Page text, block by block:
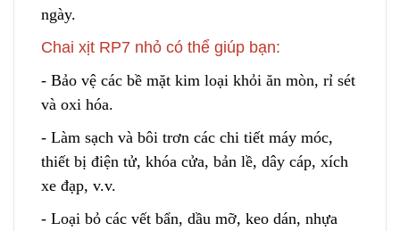
ngày.
Chai xịt RP7 nhỏ có thể giúp bạn:
- Bảo vệ các bề mặt kim loại khỏi ăn mòn, rỉ sét
và oxi hóa.
- Làm sạch và bôi trơn các chi tiết máy móc,
thiết bị điện tử, khóa cửa, bản lề, dây cáp, xích
xe đạp, v.v.
- Loại bỏ các vết bẩn, dầu mỡ, keo dán, nhựa